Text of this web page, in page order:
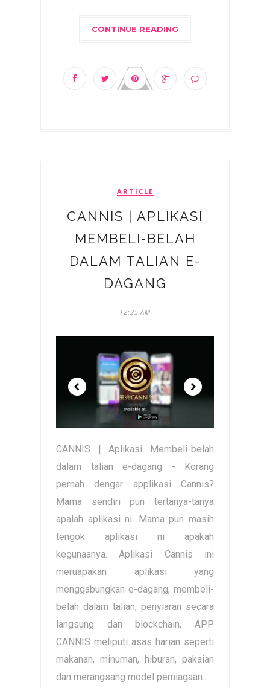
CONTINUE READING
ARTICLE
CANNIS | APLIKASI
MEMBELI-BELAH
DALAM TALIAN E-
DAGANG
12:25 AM
CANNIS | Aplikasi Membeli-belah
dalam talian e-dagang - Korang
pernah dengar applikasi Cannis?
Mama sendiri pun tertanya-tanya
apalah aplikasi ni. Mama pun masih
tengok aplikasi ni apakah
kegunaanya. Aplikasi Cannis ini
meruapakan aplikasi yang
menggabungkan e-dagang, membeli-
belah dalam talian, penyiaran secara
langsung dan blockchain, APP
CANNIS meliputi asas harian seperti
makanan, minuman, hiburan, pakaian
dan merangsang model perniagaan...